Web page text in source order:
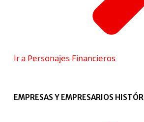
Ir a Personajes Financieros
EMPRESAS Y EMPRESARIOS